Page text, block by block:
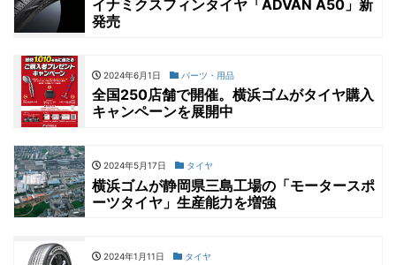
イナミクスフィンタイヤ「ADVAN A50」新
発売
2024年6月1日 パーツ・用品
全国250店舗で開催。横浜ゴムがタイヤ購入
キャンペーンを展開中
2024年5月17日 タイヤ
横浜ゴムが静岡県三島工場の「モータースポ
ーツタイヤ」生産能力を増強
2024年1月11日 タイヤ